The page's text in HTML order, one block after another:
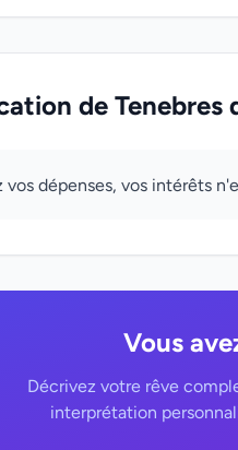
de Tenebres
vos dépenses, vos intérêts
Vous
Décrivez votre rêve
interprétation